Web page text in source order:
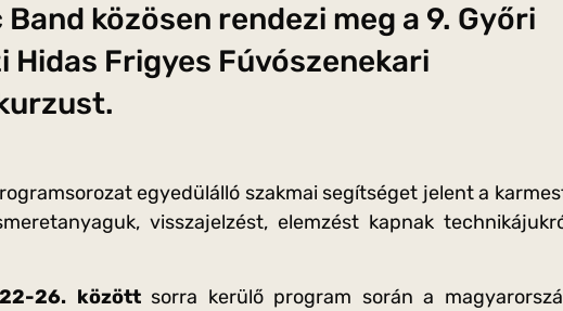
közösen rendezi meg a 9. Győri
Hidas Frigyes Fúvószenekari
egyedülálló szakmai segítséget jelent a
visszajelzést, elemzést kapnak
26. közöttsorra kerülő program során a